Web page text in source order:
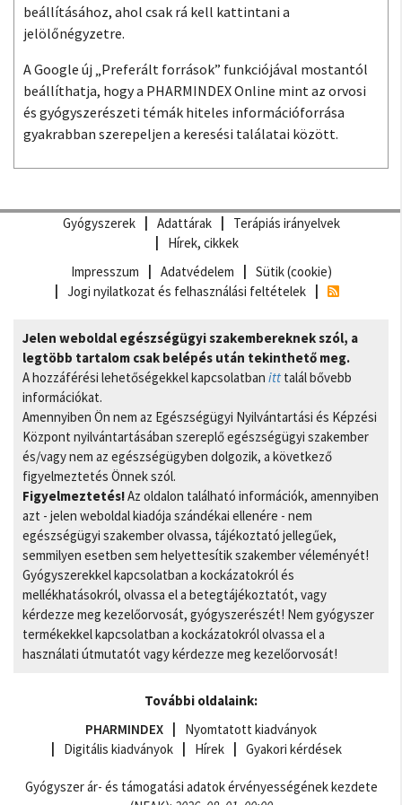
beállításához, ahol csak rá kell kattintani a
jelölőnégyzetre.
A Google új „Preferált források” funkciójával mostantól
beállíthatja, hogy a PHARMINDEX Online mint az orvosi
és gyógyszerészeti témák hiteles információforrása
gyakrabban szerepeljen a keresési találatai között.
Gyógyszerek Adattárak
Terápiás irányelvek
Hírek, cikkek
Impresszum
Adatvédelem
Sütik (cookie)
Jogi nyilatkozat és felhasználási feltételek
Jelen weboldal egészségügyi szakembereknek szól, a
legtöbb tartalom csak belépés után tekinthető meg.
A hozzáférési lehetőségekkel kapcsolatban itt talál bővebb
információkat.
Amennyiben Ön nem az Egészségügyi Nyilvántartási és Képzési
Központ nyilvántartásában szereplő egészségügyi szakember
és/vagy nem az egészségügyben dolgozik, a következő
figyelmeztetés Önnek szól.
Figyelmeztetés!Az oldalon található információk, amennyiben
azt - jelen weboldal kiadója szándékai ellenére - nem
egészségügyi szakember olvassa, tájékoztató jellegűek,
semmilyen esetben sem helyettesítik szakember véleményét!
Gyógyszerekkel kapcsolatban a kockázatokról és
mellékhatásokról, olvassa el a betegtájékoztatót, vagy
kérdezze meg kezelőorvosát, gyógyszerészét! Nem gyógyszer
termékekkel kapcsolatban a kockázatokról olvassa el a
használati útmutatót vagy kérdezze meg kezelőorvosát!
További oldalaink:
PHARMINDEX
Nyomtatott kiadványok
Digitális kiadványok
Hírek Gyakori kérdések
Gyógyszer ár- és támogatási adatok érvényességének kezdete